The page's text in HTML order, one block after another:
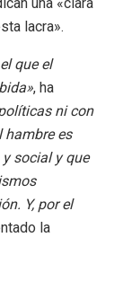
lacra».
que el
, ha
ni con
hambre es
social y que
Y, por el
la